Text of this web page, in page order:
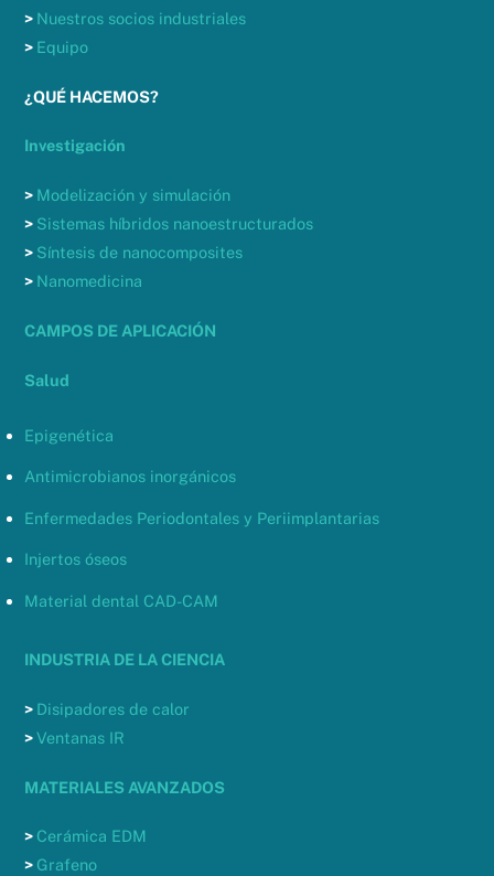
> Nuestros socios industriales
> Equipo
¿QUÉ HACEMOS?
Investigación
> Modelización y simulación
> Sistemas híbridos nanoestructurados
> Síntesis de nanocomposites
> Nanomedicina
CAMPOS DE APLICACIÓN
Salud
Epigenética
Antimicrobianos inorgánicos
Enfermedades Periodontales y Periimplantarias
Injertos óseos
Material dental CAD-CAM
INDUSTRIA DE LA CIENCIA
> Disipadores de calor
>Ventanas IR
MATERIALES AVANZADOS
> Cerámica EDM
> Grafeno